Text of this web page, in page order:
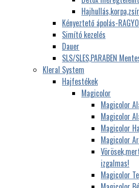
Kényeztető ápolás-
Simító kezelés
Dauer
SLS/SLES,PARABEN
Kleral System
Hajfestékek
Magicolor
Magicolor
Magicolor
Magicolor
Magicolor
izgalmas!
Magicolor